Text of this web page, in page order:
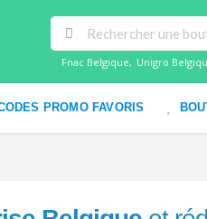
Fnac Belgique, Unigro
PROMO FAVORIS